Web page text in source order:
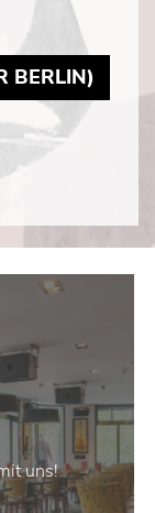
LINK TO
BERLIN)
LANGUAGE
uns!